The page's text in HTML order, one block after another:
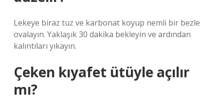
Lekeye biraz tuz ve karbonat koyup nemli bir bezle
ovalayın. Yaklaşık 30 dakika bekleyin ve ardından
kalıntıları yıkayın.
Çeken kıyafet ütüyle açılır
mı?